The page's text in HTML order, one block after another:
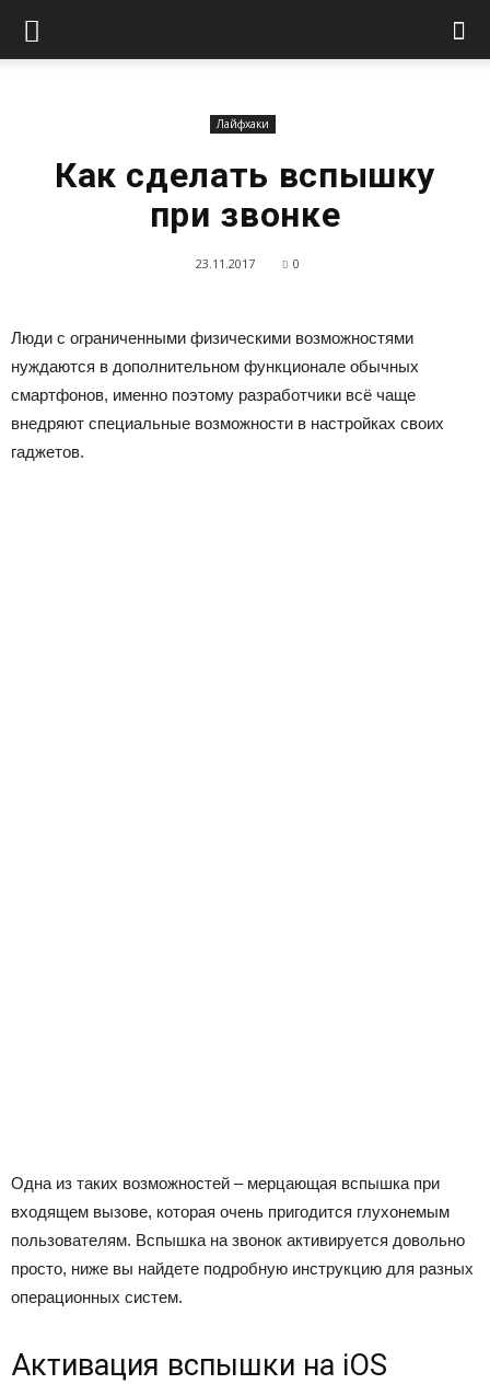
Лайфхаки
Как сделать вспышку
при звонке
23.11.2017 0
Люди с ограниченными физическими возможностями
нуждаются в дополнительном функционале обычных
смартфонов, именно поэтому разработчики всё чаще
внедряют специальные возможности в настройках своих
гаджетов.
Одна из таких возможностей – мерцающая вспышка при
входящем вызове, которая очень пригодится глухонемым
пользователям. Вспышка на звонок активируется довольно
просто, ниже вы найдете подробную инструкцию для разных
операционных систем.
Активация вспышки на iOS